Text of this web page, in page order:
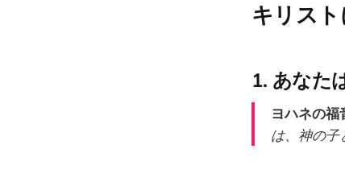
キリス
1. あなた
ヨハネの福
は、神の子